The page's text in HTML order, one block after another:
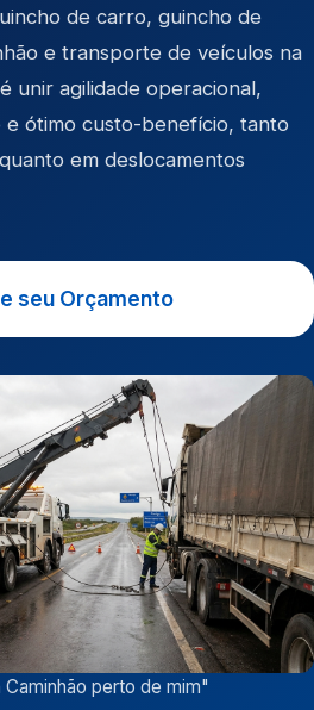
de carro, guincho de
e transporte de veículos na
unir agilidade operacional,
e ótimo custo-benefício, tanto
em deslocamentos
seu Orçamento
Caminhão perto de mim"